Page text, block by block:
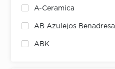
A-Ceramica
AB Azulejos Benadresa
ABK